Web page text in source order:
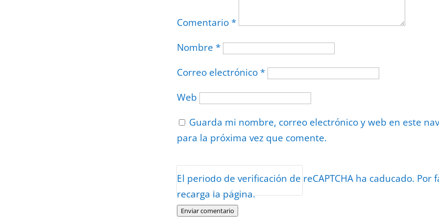
Comentario *
Nombre *
Correo electrónico *
Web
Guarda mi nombre, correo electrónico y web en este
para la próxima vez que comente.
El periodo de verificación de reCAPTCHA ha caducado. Por
recarga la página.
Enviar comentario
Protegidos por reCAPTCHA
Términos